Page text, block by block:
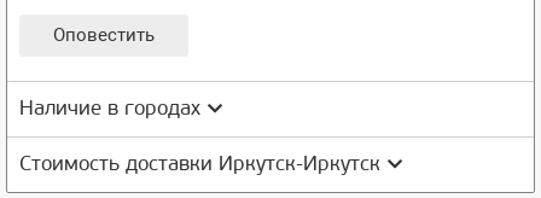
Оповестить
Наличие в городах
Стоимость доставки Иркутск-Иркутск